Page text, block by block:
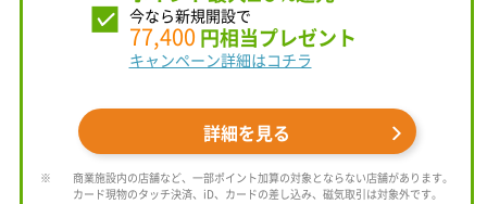
今なら新規開設で
77,400 円相当プレゼント
キャンペーン詳細はコチラ
詳細を見る
商業施設内の店舗など、一部ポイント加算の対象とならない店舗があります。
カード現物のタッチ決済、iD、カードの差し込み、磁気取引は対象外です。